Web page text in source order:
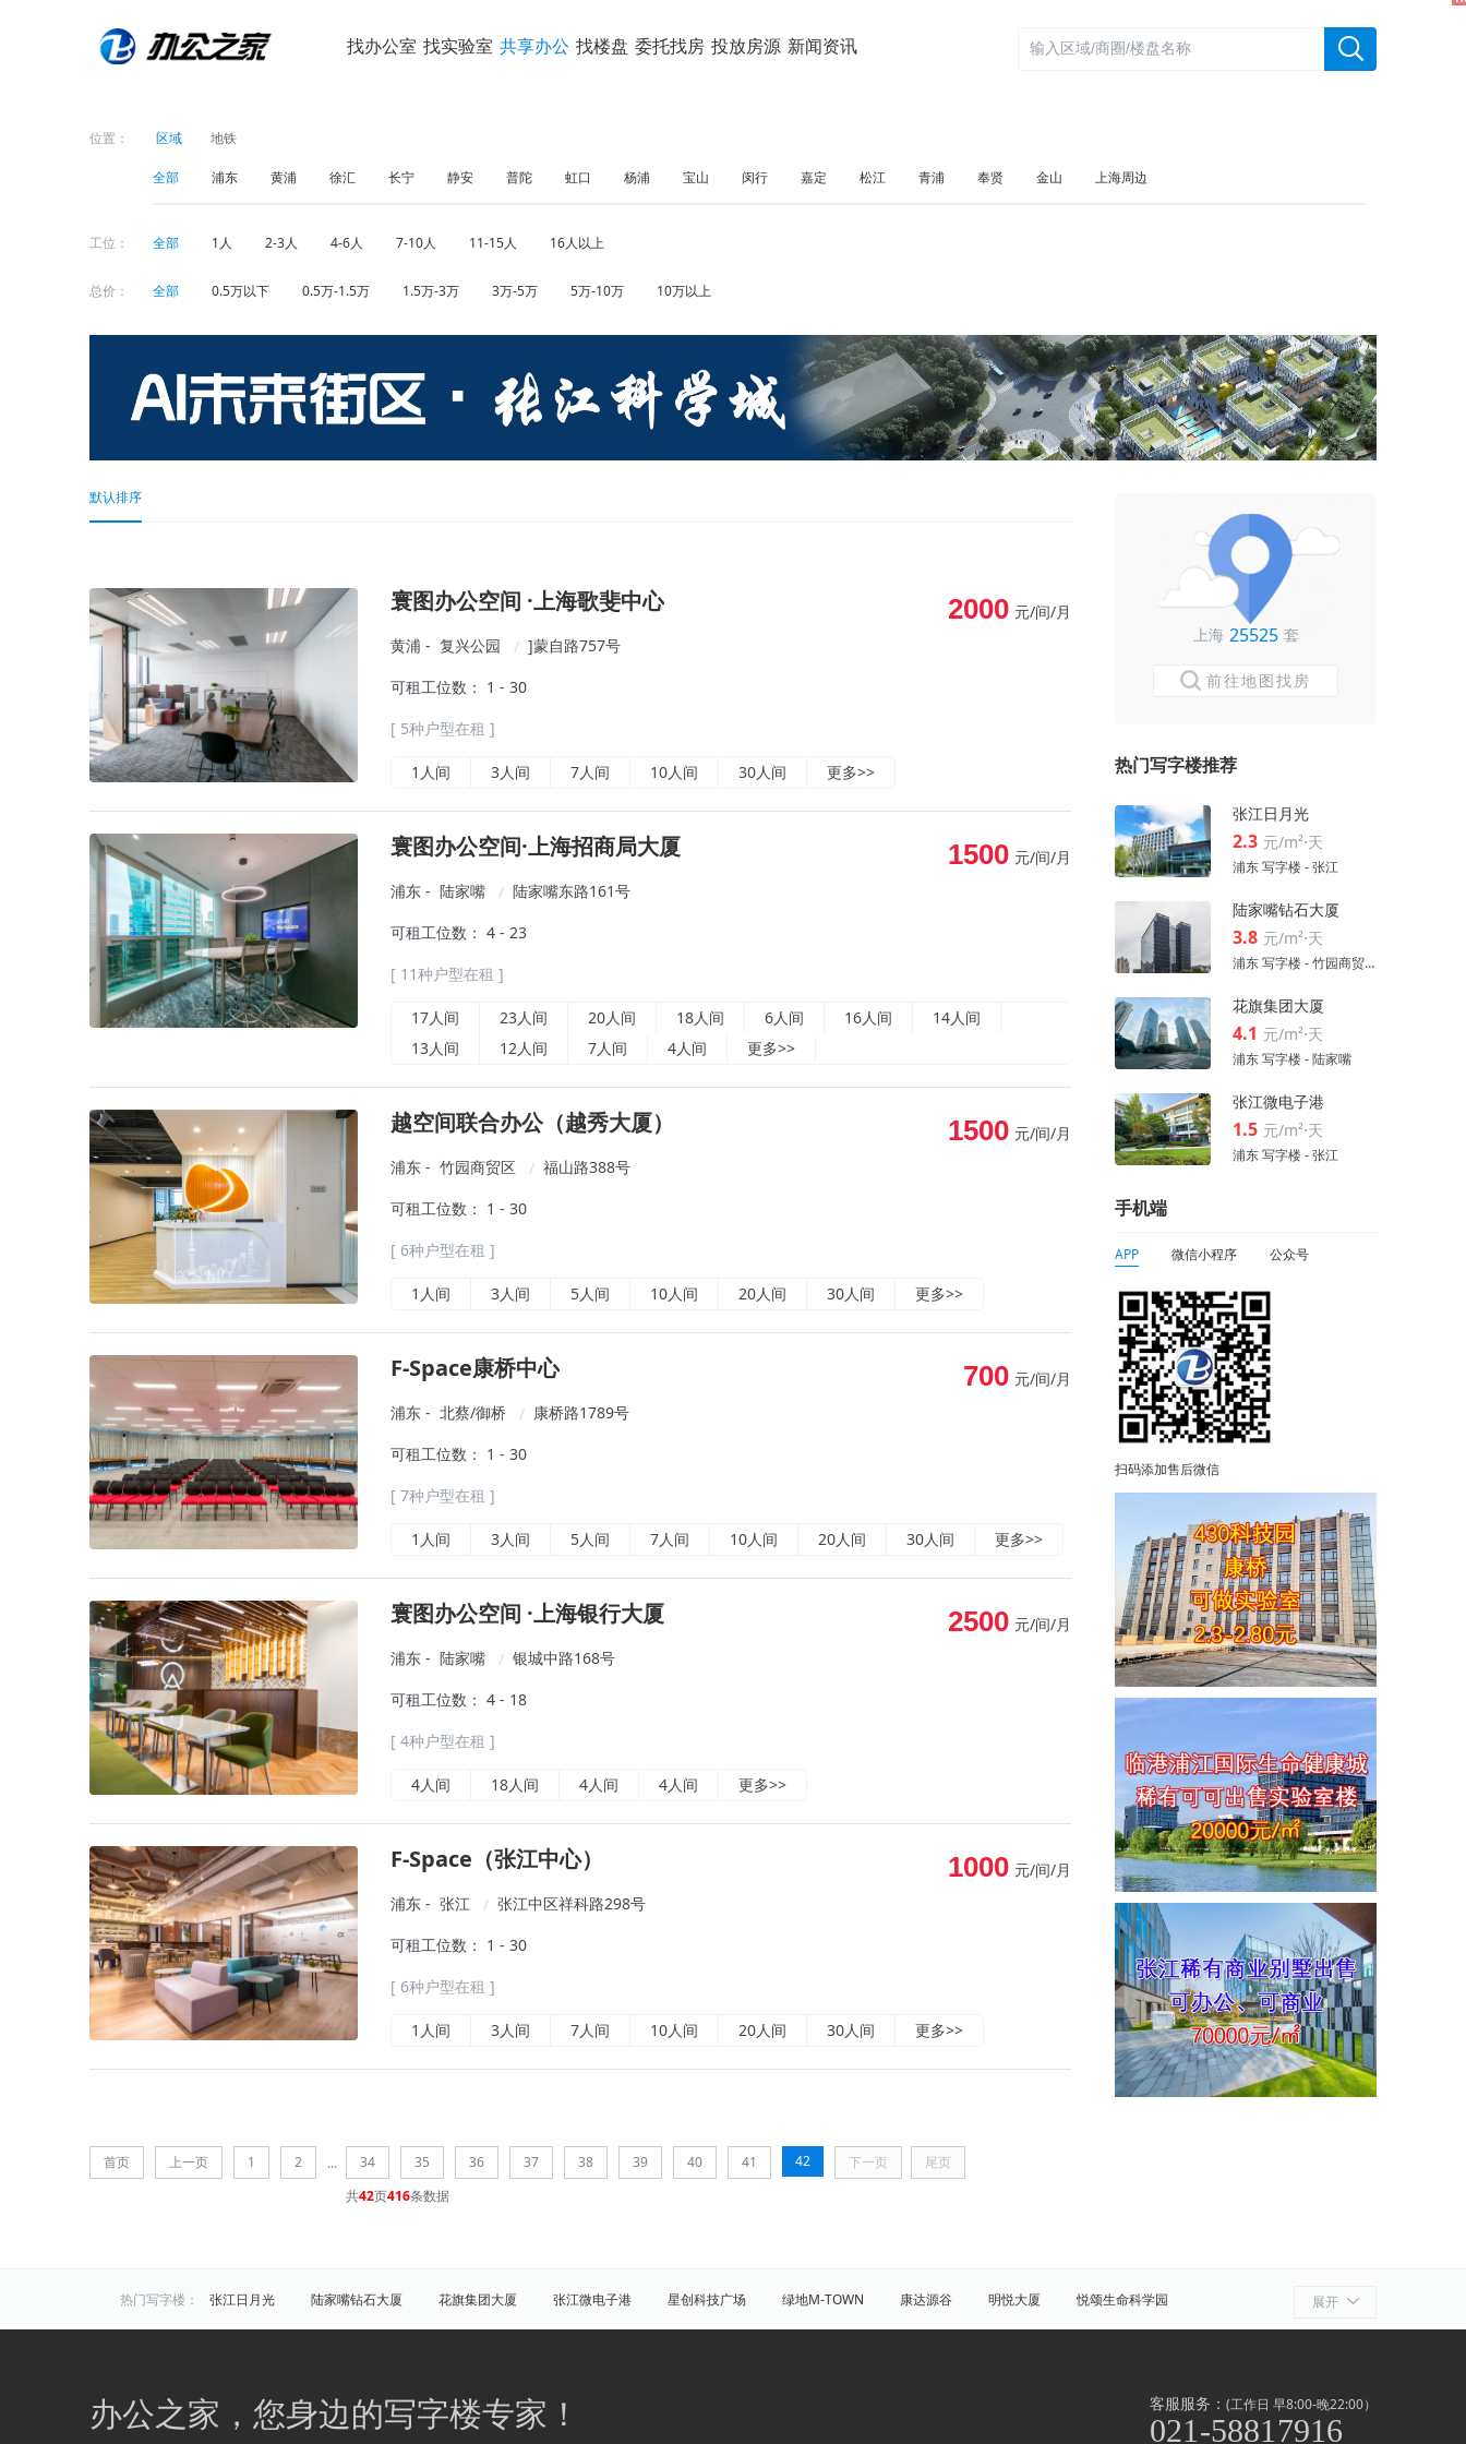
找办公室 找实验室 共享办公 找楼盘 委托找房 投放房源 新闻资讯
位置： 区域 地铁
全部 浦东 黄浦 徐汇 长宁 静安 普陀 虹口 杨浦 宝山 闵行 嘉定 松江 青浦 奉贤 金山 上海周边
工位： 全部 1人 2-3人 4-6人 7-10人 11-15人 16人以上
总价： 全部 0.5万以下 0.5万-1.5万 1.5万-3万 3万-5万 5万-10万 10万以上
默认排序
寰图办公空间 ·上海歌斐中心
黄浦 - 复兴公园 / ]蒙自路757号
可租工位数： 1 - 30
[ 5种户型在租 ]
2000 元/间/月
1人间 3人间 7人间 10人间 30人间 更多>>
寰图办公空间·上海招商局大厦
浦东 - 陆家嘴 / 陆家嘴东路161号
可租工位数： 4 - 23
[ 11种户型在租 ]
1500 元/间/月
17人间 23人间 20人间 18人间 6人间 16人间
14人间
13人间
12人间 7人间 4人间 更多>>
越空间联合办公（越秀大厦）
浦东 - 竹园商贸区 / 福山路388号
可租工位数： 1 - 30
[ 6种户型在租 ]
1500 元/间/月
1人间 3人间 5人间 10人间 20人间 30人间 更多>>
F-Space康桥中心
浦东 - 北蔡/御桥 / 康桥路1789号
可租工位数： 1 - 30
[ 7种户型在租 ]
700 元/间/月
1人间 3人间 5人间 7人间 10人间 20人间 30人间 更多>>
寰图办公空间 ·上海银行大厦
浦东 - 陆家嘴 / 银城中路168号
可租工位数： 4 - 18
[ 4种户型在租 ]
2500 元/间/月
4人间 18人间 4人间 4人间 更多>>
F-Space（张江中心）
浦东 - 张江 / 张江中区祥科路298号
可租工位数： 1 - 30
[ 6种户型在租 ]
1000 元/间/月
1人间 3人间 7人间 10人间 20人间 30人间 更多>>
首页 上一页 1 2 ... 34 35 36 37 38 39 40 41 42 下一页
尾页
共42页416条数据
上海 25525 套
前往地图找房
热门写字楼推荐
张江日月光
2.3 元/m²⋅天
浦东 写字楼 - 张江
陆家嘴钻石大厦
3.8 元/m²⋅天
浦东 写字楼 - 竹园商贸区
花旗集团大厦
4.1 元/m²⋅天
浦东 写字楼 - 陆家嘴
张江微电子港
1.5 元/m²⋅天
浦东 写字楼 - 张江
手机端
APP 微信小程序 公众号
扫码添加售后微信
展开
热门写字楼： 张江日月光 陆家嘴钻石大厦 花旗集团大厦 张江微电子港 星创科技广场 绿地M-TOWN 康达源谷 明悦大厦
悦颂生命科学园
炬芯研发大楼
佑越国际 张江海趣园 盛大天地源创谷 豪威科技园（张江乐业天地） 张江海豚湾 原能细胞产业园
ATLATL飞镖加速器
区域写字楼： 徐汇 长宁 静安 普陀 上海周边
商圈写字楼： 曹杨路 金山 陆家嘴 静安寺 八佰伴 前滩 世博滨江
办公之家，您身边的写字楼专家！ 客服服务： (工作日 早8:00-晚22:00）
021-58817916